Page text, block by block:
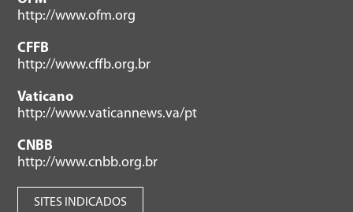
http://www.ofm.org
CFFB
http://www.cffb.org.br
Vaticano
http://www.vaticannews.va/pt
CNBB
http://www.cnbb.org.br
SITES INDICADOS